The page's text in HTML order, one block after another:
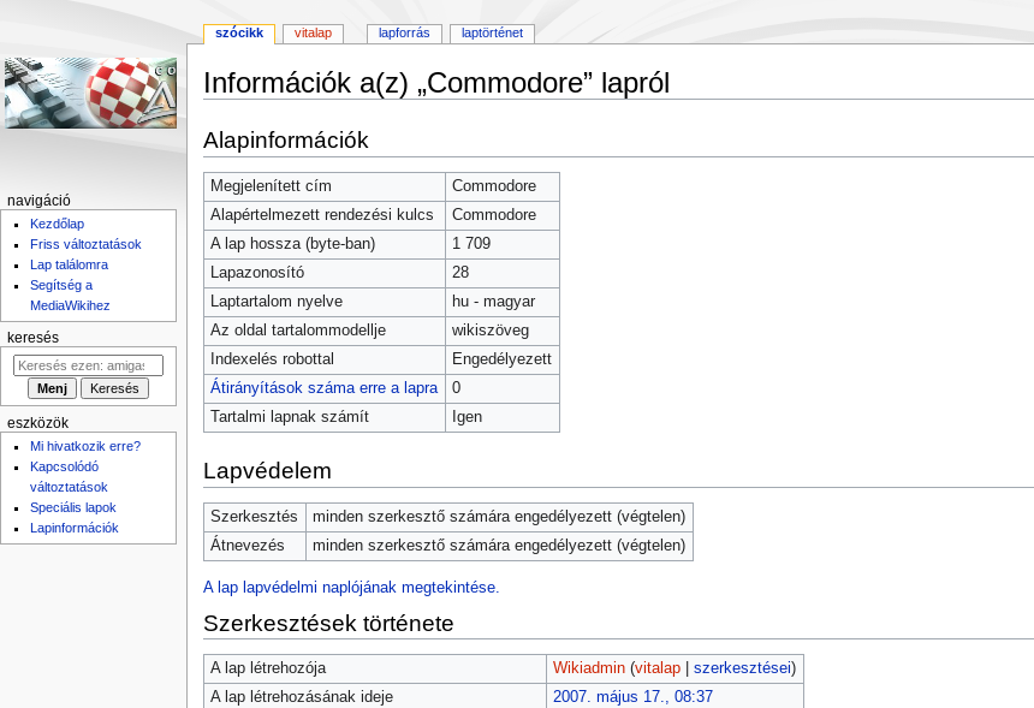
Információk a(z) „Commodore” lapról
a
navigációhoz
a
kereséshez
Alapinformációk
Megjelenített cím
Commodore
Alapértelmezett rendezési kulcs
Commodore
A lap hossza (byte-ban)
1 709
Lapazonosító
28
Laptartalom nyelve
hu - magyar
Az oldal tartalommodellje
wikiszöveg
Indexelés robottal
Engedélyezett
Átirányítások száma erre a lapra
0
Tartalmi lapnak számít
Igen
Lapvédelem
Szerkesztés
minden szerkesztő számára engedélyezett (végtelen)
Átnevezés
minden szerkesztő számára engedélyezett (végtelen)
A lap lapvédelmi naplójának megtekintése.
Szerkesztések története
A lap létrehozója Wikiadmin (vitalap| szerkesztései)
A lap létrehozásának ideje
2007. május 17., 08:37
szócikk vitalap lapforrás laptörténet
navigáció
Kezdőlap
Friss változtatások
Lap találomra
Segítség a
MediaWikihez
keresés
eszközök
Mi hivatkozik erre?
Kapcsolódó
változtatások
Speciális lapok
Lapinformációk